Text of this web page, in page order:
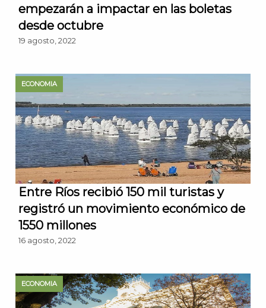
empezarán a impactar en las boletas
desde octubre
19 agosto, 2022
ECONOMIA
Entre Ríos recibió 150 mil turistas y
registró un movimiento económico de
1550 millones
16 agosto, 2022
ECONOMIA